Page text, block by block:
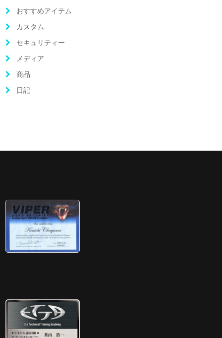
おすすめアイテム
カスタム
セキュリティー
メディア
商品
日記